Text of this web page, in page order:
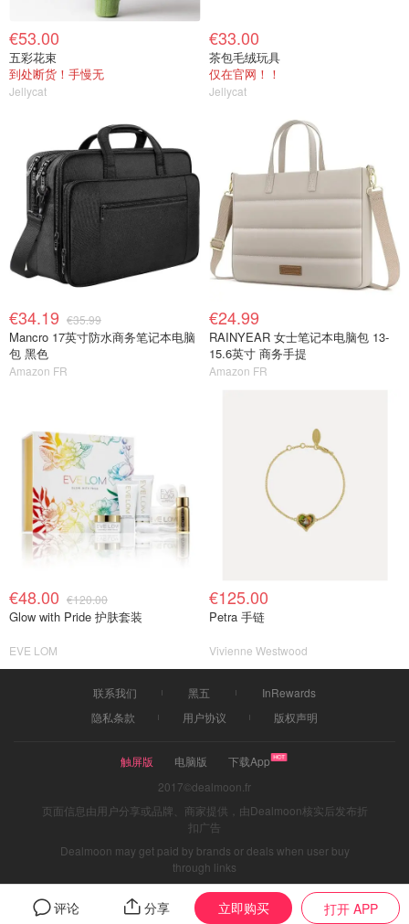
€53.00
五彩花束
到处断货！手慢无
Jellycat
€33.00
茶包毛绒玩具
仅在官网！！
Jellycat
€34.19 €35.99
Mancro 17英寸防水商务笔记本电脑
包 黑色
Amazon FR
€24.99
RAINYEAR 女士笔记本电脑包 13-
15.6英寸 商务手提
Amazon FR
€48.00 €120.00
Glow with Pride 护肤套装
EVE LOM
€125.00
Petra 手链
Vivienne Westwood
评论 分享 立即购买 打开 APP
联系我们 黑五
InRewards
隐私条款
用户协议 版权声明
触屏版 电脑版
下载App
2017©dealmoon.fr
页面信息由用户分享或品牌、商家提供，由Dealmoon核实后发布折
扣广告
Dealmoon may get paid by brands or deals when user buy
through links